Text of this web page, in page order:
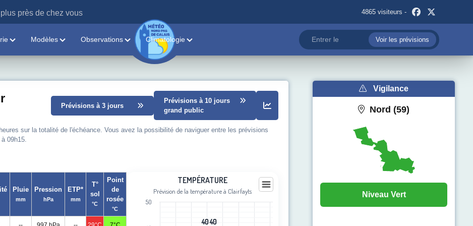
près de chez vous 4865 visiteurs -
Modèles Observations Climatologie Voir les prévisions
Prévisions à 3 jours
Prévisions à 10 jours
grand public
sur la totalité de l'échéance. Vous avez la possibilité de naviguer entre les prévisions
09h15.
Pluie
mm
Pression
hPa
ETP*
mm
T°
sol
°C
Point
de
rosée
°C
Line chart with 101 data points.
Prévision de la température à Clairfayts
TEMPÉRATURE
Prévision de la température à Clairfayts
40
4040
40
50
Vigilance
Nord (59)
Niveau Vert